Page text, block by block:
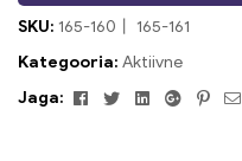
SKU: 165-160丨 165-161
Kategooria: Aktiivne
Jaga:
FacebookTwitterLinkedinGoogle+